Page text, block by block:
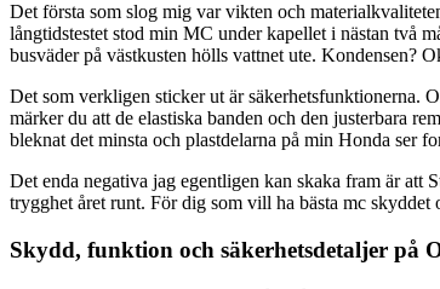
Det första som slog mig var vikten och
långtidstestet stod min MC under kapellet i nästan två
busväder på västkusten hölls vattnet ute. Kondensen?
Det som verkligen sticker ut är säkerhetsfunktionerna.
märker du att de elastiska banden och den justerbara
bleknat det minsta och plastdelarna på min Honda ser
Det enda negativa jag egentligen kan skaka fram är att
trygghet året runt. För dig som vill ha bästa mc
Skydd, funktion och säkerhetsdetaljer på